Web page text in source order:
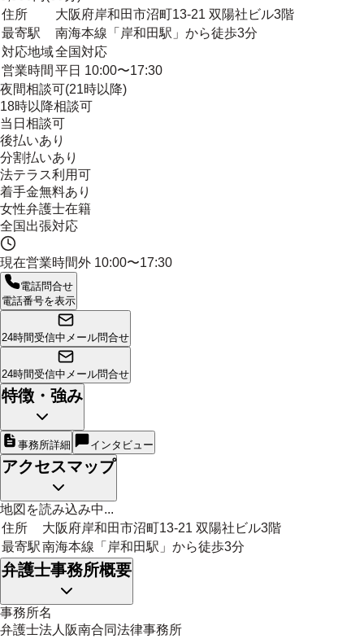
住所
大阪府岸和田市沼町13-21 双陽社ビル3階
最寄駅
南海本線「岸和田駅」から徒歩3分
対応地域全国対応
営業時間 平日 10:00〜17:30
夜間相談可(21時以降)
18時以降相談可
当日相談可
後払いあり
分割払いあり
法テラス利用可
着手金無料あり
女性弁護士在籍
全国出張対応
現在営業時間外 10:00〜17:30
電話問合せ
電話番号を表示
24時間受信中 メール問合せ
24時間受信中 メール問合せ
特徴・強み
事務所詳細 インタビュー
アクセスマップ
地図を読み込み中...
住所
大阪府岸和田市沼町13-21 双陽社ビル3階
最寄駅南海本線「岸和田駅」から徒歩3分
弁護士事務所概要
事務所名
弁護士法人阪南合同法律事務所